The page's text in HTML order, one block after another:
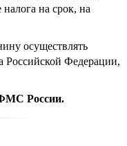
на срок, на
осуществлять
Российской Федерации,
России.